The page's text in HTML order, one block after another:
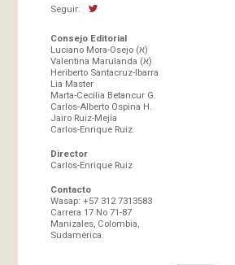
Seguir:
Consejo Editorial
Luciano Mora-Osejo (א)
Valentina Marulanda (א)
Heriberto Santacruz-Ibarra
Lia Master
Marta-Cecilia Betancur G.
Carlos-Alberto Ospina H.
Jairo Ruiz-Mejía
Carlos-Enrique Ruiz.
Director
Carlos-Enrique Ruiz
Contacto
Wasap: +57 312 7313583
Carrera 17 No 71-87
Manizales, Colombia,
Sudamérica.